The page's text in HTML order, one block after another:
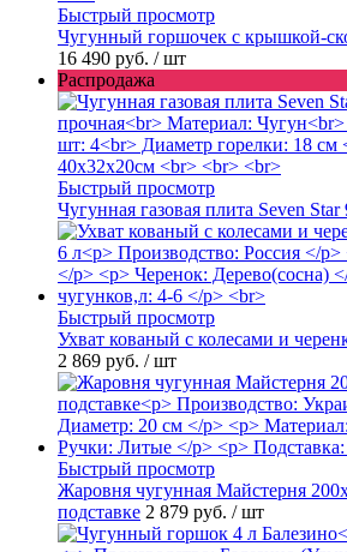
Быстрый просмотр
Чугунный горшочек с крышкой-
16 490 руб. / шт
Распродажа
Быстрый просмотр
Чугунная газовая плита Seven
Быстрый просмотр
Ухват кованый с колесами и
2 869 руб. / шт
Быстрый просмотр
Жаровня чугунная Майстерня
подставке 2 879 руб. / шт